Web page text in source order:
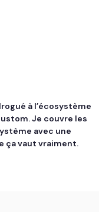
à l’écosystème
Je couvre les
avec une
ça vaut vraiment.